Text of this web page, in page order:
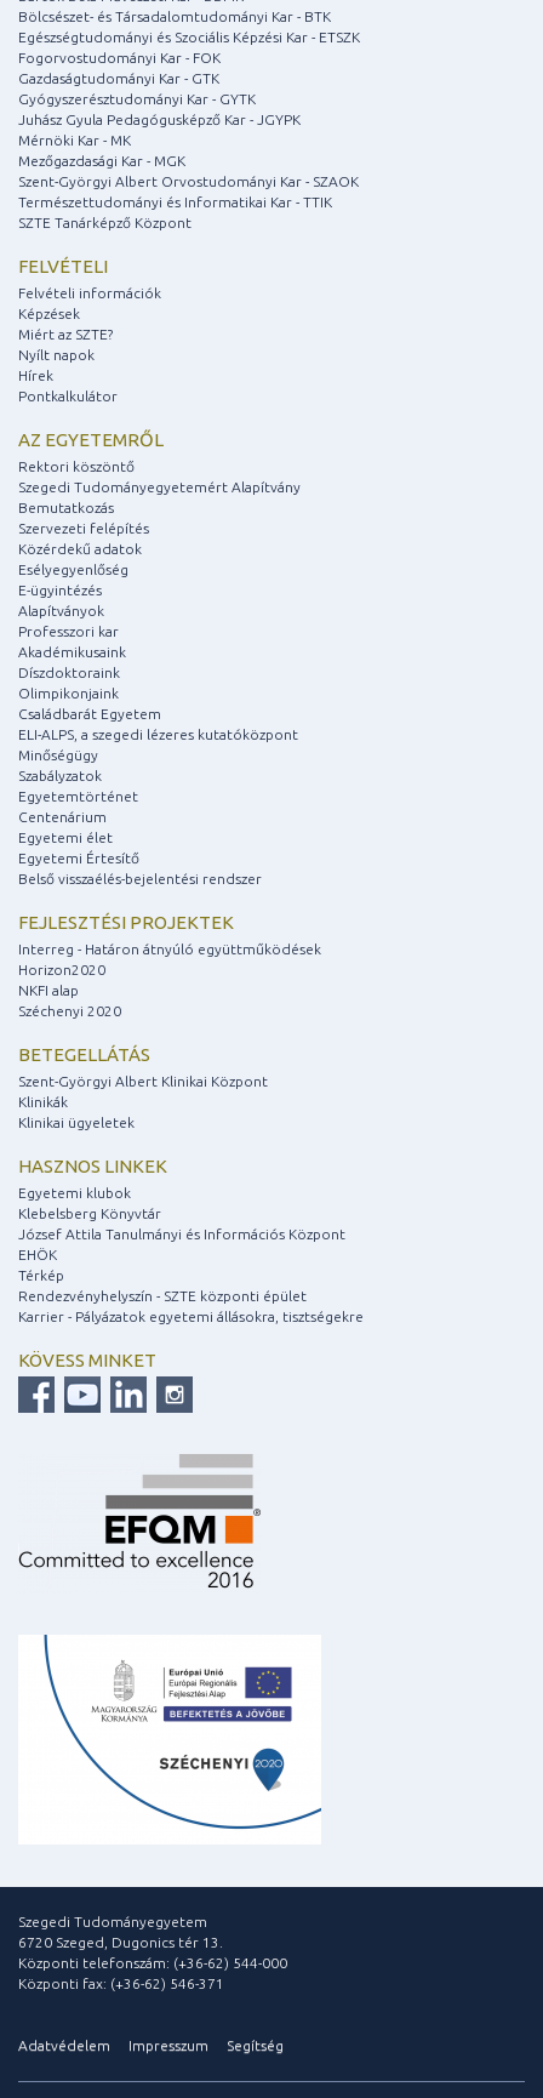
Bölcsészet- és Társadalomtudományi Kar - BTK
Egészségtudományi és Szociális Képzési Kar - ETSZK
Fogorvostudományi Kar - FOK
Gazdaságtudományi Kar - GTK
Gyógyszerésztudományi Kar - GYTK
Juhász Gyula Pedagógusképző Kar - JGYPK
Mérnöki Kar - MK
Mezőgazdasági Kar - MGK
Szent-Györgyi Albert Orvostudományi Kar - SZAOK
Természettudományi és Informatikai Kar - TTIK
SZTE Tanárképző Központ
FELVÉTELI
Felvételi információk
Képzések
Miért az SZTE?
Nyílt napok
Hírek
Pontkalkulátor
AZ EGYETEMRŐL
Rektori köszöntő
Szegedi Tudományegyetemért Alapítvány
Bemutatkozás
Szervezeti felépítés
Közérdekű adatok
Esélyegyenlőség
E-ügyintézés
Alapítványok
Professzori kar
Akadémikusaink
Díszdoktoraink
Olimpikonjaink
Családbarát Egyetem
ELI-ALPS, a szegedi lézeres kutatóközpont
Minőségügy
Szabályzatok
Egyetemtörténet
Centenárium
Egyetemi élet
Egyetemi Értesítő
Belső visszaélés-bejelentési rendszer
FEJLESZTÉSI PROJEKTEK
Interreg - Határon átnyúló együttműködések
Horizon2020
NKFI alap
Széchenyi 2020
BETEGELLÁTÁS
Szent-Györgyi Albert Klinikai Központ
Klinikák
Klinikai ügyeletek
HASZNOS LINKEK
Egyetemi klubok
Klebelsberg Könyvtár
József Attila Tanulmányi és Információs Központ
EHÖK
Térkép
Rendezvényhelyszín - SZTE központi épület
Karrier - Pályázatok egyetemi állásokra, tisztségekre
KÖVESS MINKET
Szegedi Tudományegyetem
6720 Szeged, Dugonics tér 13.
Központi telefonszám: (+36-62) 544-000
Központi fax: (+36-62) 546-371
Adatvédelem Impresszum Segítség